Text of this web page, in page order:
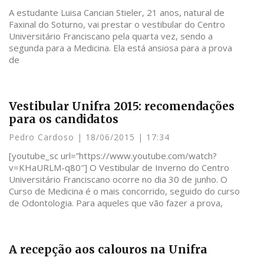
A estudante Luisa Cancian Stieler, 21 anos, natural de
Faxinal do Soturno, vai prestar o vestibular do Centro
Universitário Franciscano pela quarta vez, sendo a
segunda para a Medicina. Ela está ansiosa para a prova
de
Vestibular Unifra 2015: recomendações
para os candidatos
Pedro Cardoso 18/06/2015 17:34
[youtube_sc url=”https://www.youtube.com/watch?
v=KHaURLM-q80″] O Vestibular de Inverno do Centro
Universitário Franciscano ocorre no dia 30 de junho. O
Curso de Medicina é o mais concorrido, seguido do curso
de Odontologia. Para aqueles que vão fazer a prova,
A recepção aos calouros na Unifra